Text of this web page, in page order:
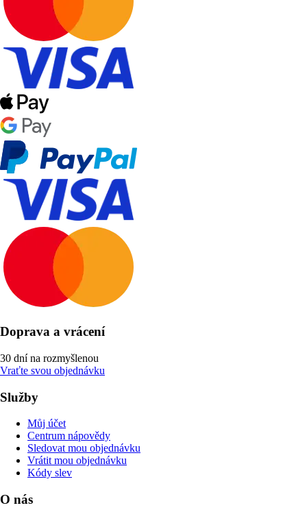
Doprava a vrácení
30 dní na rozmyšlenou
Vraťte svou objednávku
Služby
Můj účet
Centrum nápovědy
Sledovat mou objednávku
Vrátit mou objednávku
Kódy slev
O nás